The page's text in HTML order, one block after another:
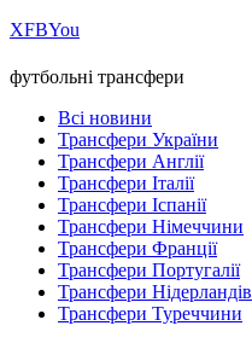
ХFBYou
футбольні трансфери
Всі новини
Трансфери України
Трансфери Англії
Трансфери Італії
Трансфери Іспанії
Трансфери Німеччини
Трансфери Франції
Трансфери Португалії
Трансфери Нідерландів
Трансфери Туреччини